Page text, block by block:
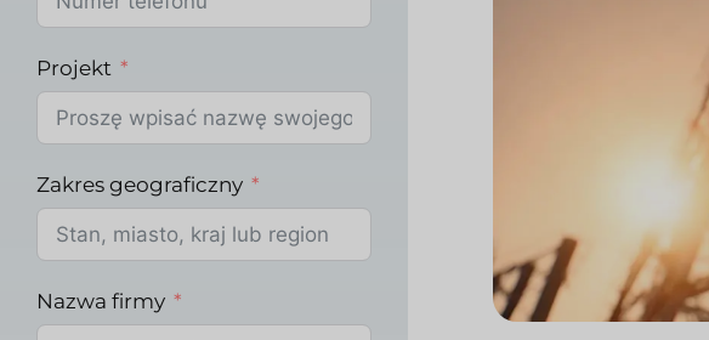
Projekt
Zakres geograficzny
Nazwa firmy